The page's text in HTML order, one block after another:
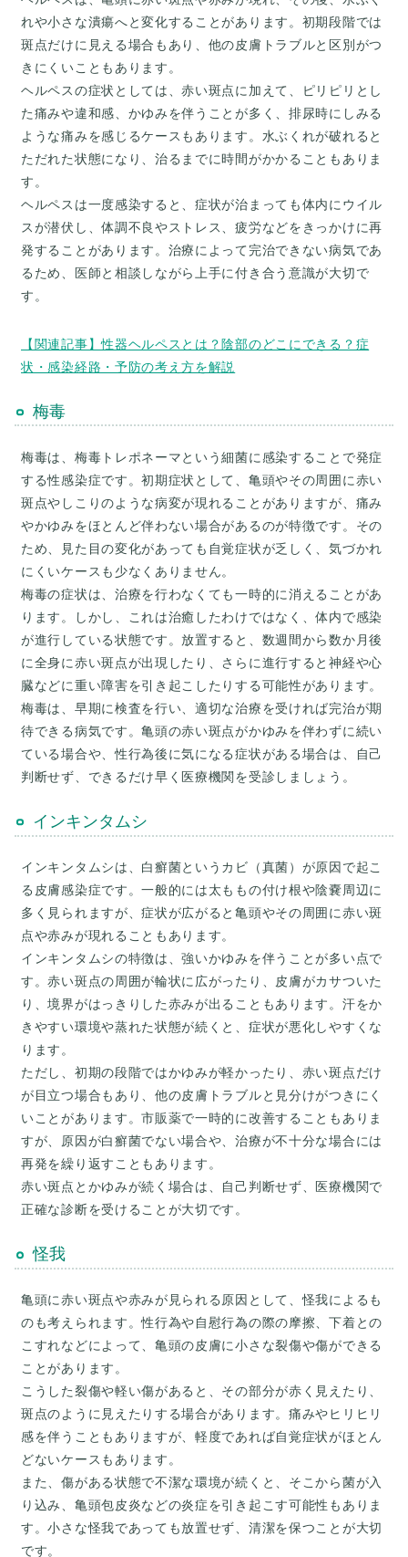
れや小さな潰瘍へと変化することがあります。初期段階では
斑点だけに見える場合もあり、他の皮膚トラブルと区別がつ
きにくいこともあります。
ヘルペスの症状としては、赤い斑点に加えて、ピリピリとし
た痛みや違和感、かゆみを伴うことが多く、排尿時にしみる
ような痛みを感じるケースもあります。水ぶくれが破れると
ただれた状態になり、治るまでに時間がかかることもありま
す。
ヘルペスは一度感染すると、症状が治まっても体内にウイル
スが潜伏し、体調不良やストレス、疲労などをきっかけに再
発することがあります。治療によって完治できない病気であ
るため、医師と相談しながら上手に付き合う意識が大切で
す。
【関連記事】性器ヘルペスとは？陰部のどこにできる？症
状・感染経路・予防の考え方を解説
梅毒
梅毒は、梅毒トレポネーマという細菌に感染することで発症
する性感染症です。初期症状として、亀頭やその周囲に赤い
斑点やしこりのような病変が現れることがありますが、痛み
やかゆみをほとんど伴わない場合があるのが特徴です。その
ため、見た目の変化があっても自覚症状が乏しく、気づかれ
にくいケースも少なくありません。
梅毒の症状は、治療を行わなくても一時的に消えることがあ
ります。しかし、これは治癒したわけではなく、体内で感染
が進行している状態です。放置すると、数週間から数か月後
に全身に赤い斑点が出現したり、さらに進行すると神経や心
臓などに重い障害を引き起こしたりする可能性があります。
梅毒は、早期に検査を行い、適切な治療を受ければ完治が期
待できる病気です。亀頭の赤い斑点がかゆみを伴わずに続い
ている場合や、性行為後に気になる症状がある場合は、自己
判断せず、できるだけ早く医療機関を受診しましょう。
インキンタムシ
インキンタムシは、白癬菌というカビ（真菌）が原因で起こ
る皮膚感染症です。一般的には太ももの付け根や陰嚢周辺に
多く見られますが、症状が広がると亀頭やその周囲に赤い斑
点や赤みが現れることもあります。
インキンタムシの特徴は、強いかゆみを伴うことが多い点で
す。赤い斑点の周囲が輪状に広がったり、皮膚がカサついた
り、境界がはっきりした赤みが出ることもあります。汗をか
きやすい環境や蒸れた状態が続くと、症状が悪化しやすくな
ります。
ただし、初期の段階ではかゆみが軽かったり、赤い斑点だけ
が目立つ場合もあり、他の皮膚トラブルと見分けがつきにく
いことがあります。市販薬で一時的に改善することもありま
すが、原因が白癬菌でない場合や、治療が不十分な場合には
再発を繰り返すこともあります。
赤い斑点とかゆみが続く場合は、自己判断せず、医療機関で
正確な診断を受けることが大切です。
怪我
亀頭に赤い斑点や赤みが見られる原因として、怪我によるも
のも考えられます。性行為や自慰行為の際の摩擦、下着との
こすれなどによって、亀頭の皮膚に小さな裂傷や傷ができる
ことがあります。
こうした裂傷や軽い傷があると、その部分が赤く見えたり、
斑点のように見えたりする場合があります。痛みやヒリヒリ
感を伴うこともありますが、軽度であれば自覚症状がほとん
どないケースもあります。
また、傷がある状態で不潔な環境が続くと、そこから菌が入
り込み、亀頭包皮炎などの炎症を引き起こす可能性もありま
す。小さな怪我であっても放置せず、清潔を保つことが大切
です。